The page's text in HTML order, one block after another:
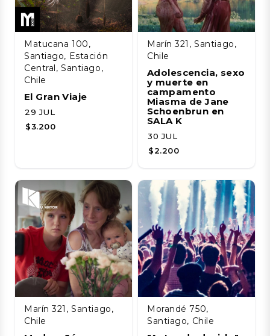
Matucana 100,
Santiago, Estación
Central, Santiago,
Chile
El Gran Viaje
29 JUL
$3.200
Marín 321, Santiago,
Chile
Adolescencia, sexo
y muerte en
campamento
Miasma de Jane
Schoenbrun en
SALA K
30 JUL
$2.200
Marín 321, Santiago,
Chile
Morandé 750,
Santiago, Chile